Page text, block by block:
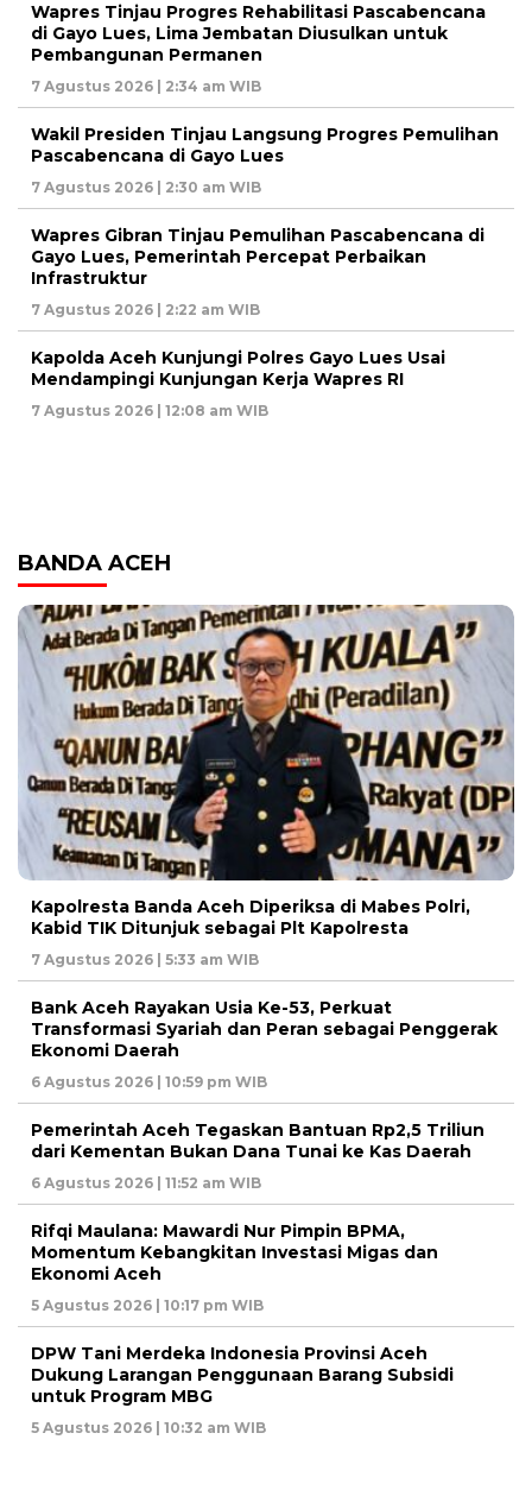
Wapres Tinjau Progres Rehabilitasi Pascabencana
di Gayo Lues, Lima Jembatan Diusulkan untuk
Pembangunan Permanen
7 Agustus 2026 | 2:34 am WIB
Wakil Presiden Tinjau Langsung Progres Pemulihan
Pascabencana di Gayo Lues
7 Agustus 2026 | 2:30 am WIB
Wapres Gibran Tinjau Pemulihan Pascabencana di
Gayo Lues, Pemerintah Percepat Perbaikan
Infrastruktur
7 Agustus 2026 | 2:22 am WIB
Kapolda Aceh Kunjungi Polres Gayo Lues Usai
Mendampingi Kunjungan Kerja Wapres RI
7 Agustus 2026 | 12:08 am WIB
BANDA ACEH
Kapolresta Banda Aceh Diperiksa di Mabes Polri,
Kabid TIK Ditunjuk sebagai Plt Kapolresta
7 Agustus 2026 | 5:33 am WIB
Bank Aceh Rayakan Usia Ke-53, Perkuat
Transformasi Syariah dan Peran sebagai Penggerak
Ekonomi Daerah
6 Agustus 2026 | 10:59 pm WIB
Pemerintah Aceh Tegaskan Bantuan Rp2,5 Triliun
dari Kementan Bukan Dana Tunai ke Kas Daerah
6 Agustus 2026 | 11:52 am WIB
Rifqi Maulana: Mawardi Nur Pimpin BPMA,
Momentum Kebangkitan Investasi Migas dan
Ekonomi Aceh
5 Agustus 2026 | 10:17 pm WIB
DPW Tani Merdeka Indonesia Provinsi Aceh
Dukung Larangan Penggunaan Barang Subsidi
untuk Program MBG
5 Agustus 2026 | 10:32 am WIB